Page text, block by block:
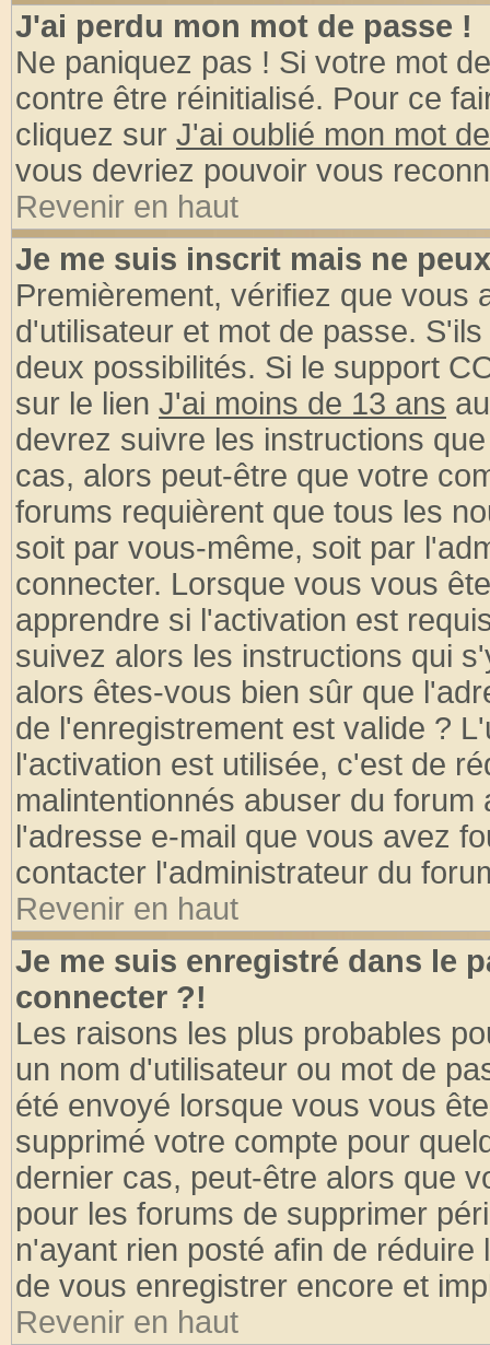
J'ai perdu mon mot de passe !
Ne paniquez pas ! Si votre mot
contre être réinitialisé. Pour ce
cliquez sur J'ai oublié mon mot
vous devriez pouvoir vous
Revenir en haut
Je me suis inscrit mais ne
Premièrement, vérifiez que vous
d'utilisateur et mot de passe.
deux possibilités. Si le support
sur le lien J'ai moins de 13 ans
devrez suivre les instructions
cas, alors peut-être que votre
forums requièrent que tous les
soit par vous-même, soit par
connecter. Lorsque vous vous
apprendre si l'activation est
suivez alors les instructions qui
alors êtes-vous bien sûr que
de l'enregistrement est valide ?
l'activation est utilisée, c'est de
malintentionnés abuser du
l'adresse e-mail que vous avez
contacter l'administrateur du
Revenir en haut
Je me suis enregistré dans le
connecter ?!
Les raisons les plus probables
un nom d'utilisateur ou mot de
été envoyé lorsque vous vous
supprimé votre compte pour
dernier cas, peut-être alors que
pour les forums de supprimer
n'ayant rien posté afin de
de vous enregistrer encore et
Revenir en haut